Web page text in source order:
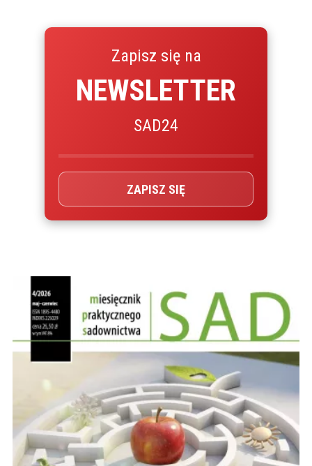
Zapisz się na
NEWSLETTER
SAD24
ZAPISZ SIĘ